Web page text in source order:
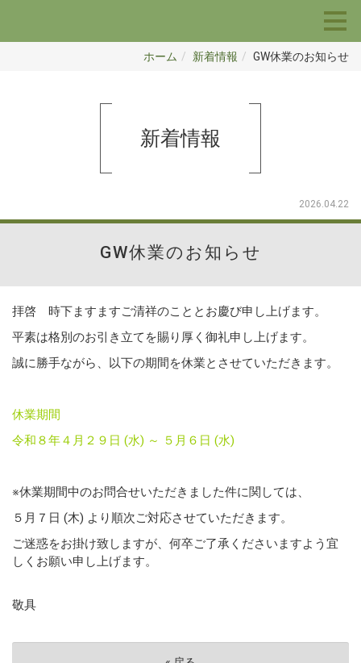
ホーム 新着情報 GW休業のお知らせ
新着情報
2026.04.22
GW休業のお知らせ
拝啓 時下ますますご清祥のこととお慶び申し上げます。
平素は格別のお引き立てを賜り厚く御礼申し上げます。
誠に勝手ながら、以下の期間を休業とさせていただきます。
休業期間
令和８年４月２９日 (水) ～ ５月６日 (水)
※休業期間中のお問合せいただきました件に関しては、
５月７日 (木) より順次ご対応させていただきます。
ご迷惑をお掛け致しますが、何卒ご了承くださいますよう宜
しくお願い申し上げます。
敬具